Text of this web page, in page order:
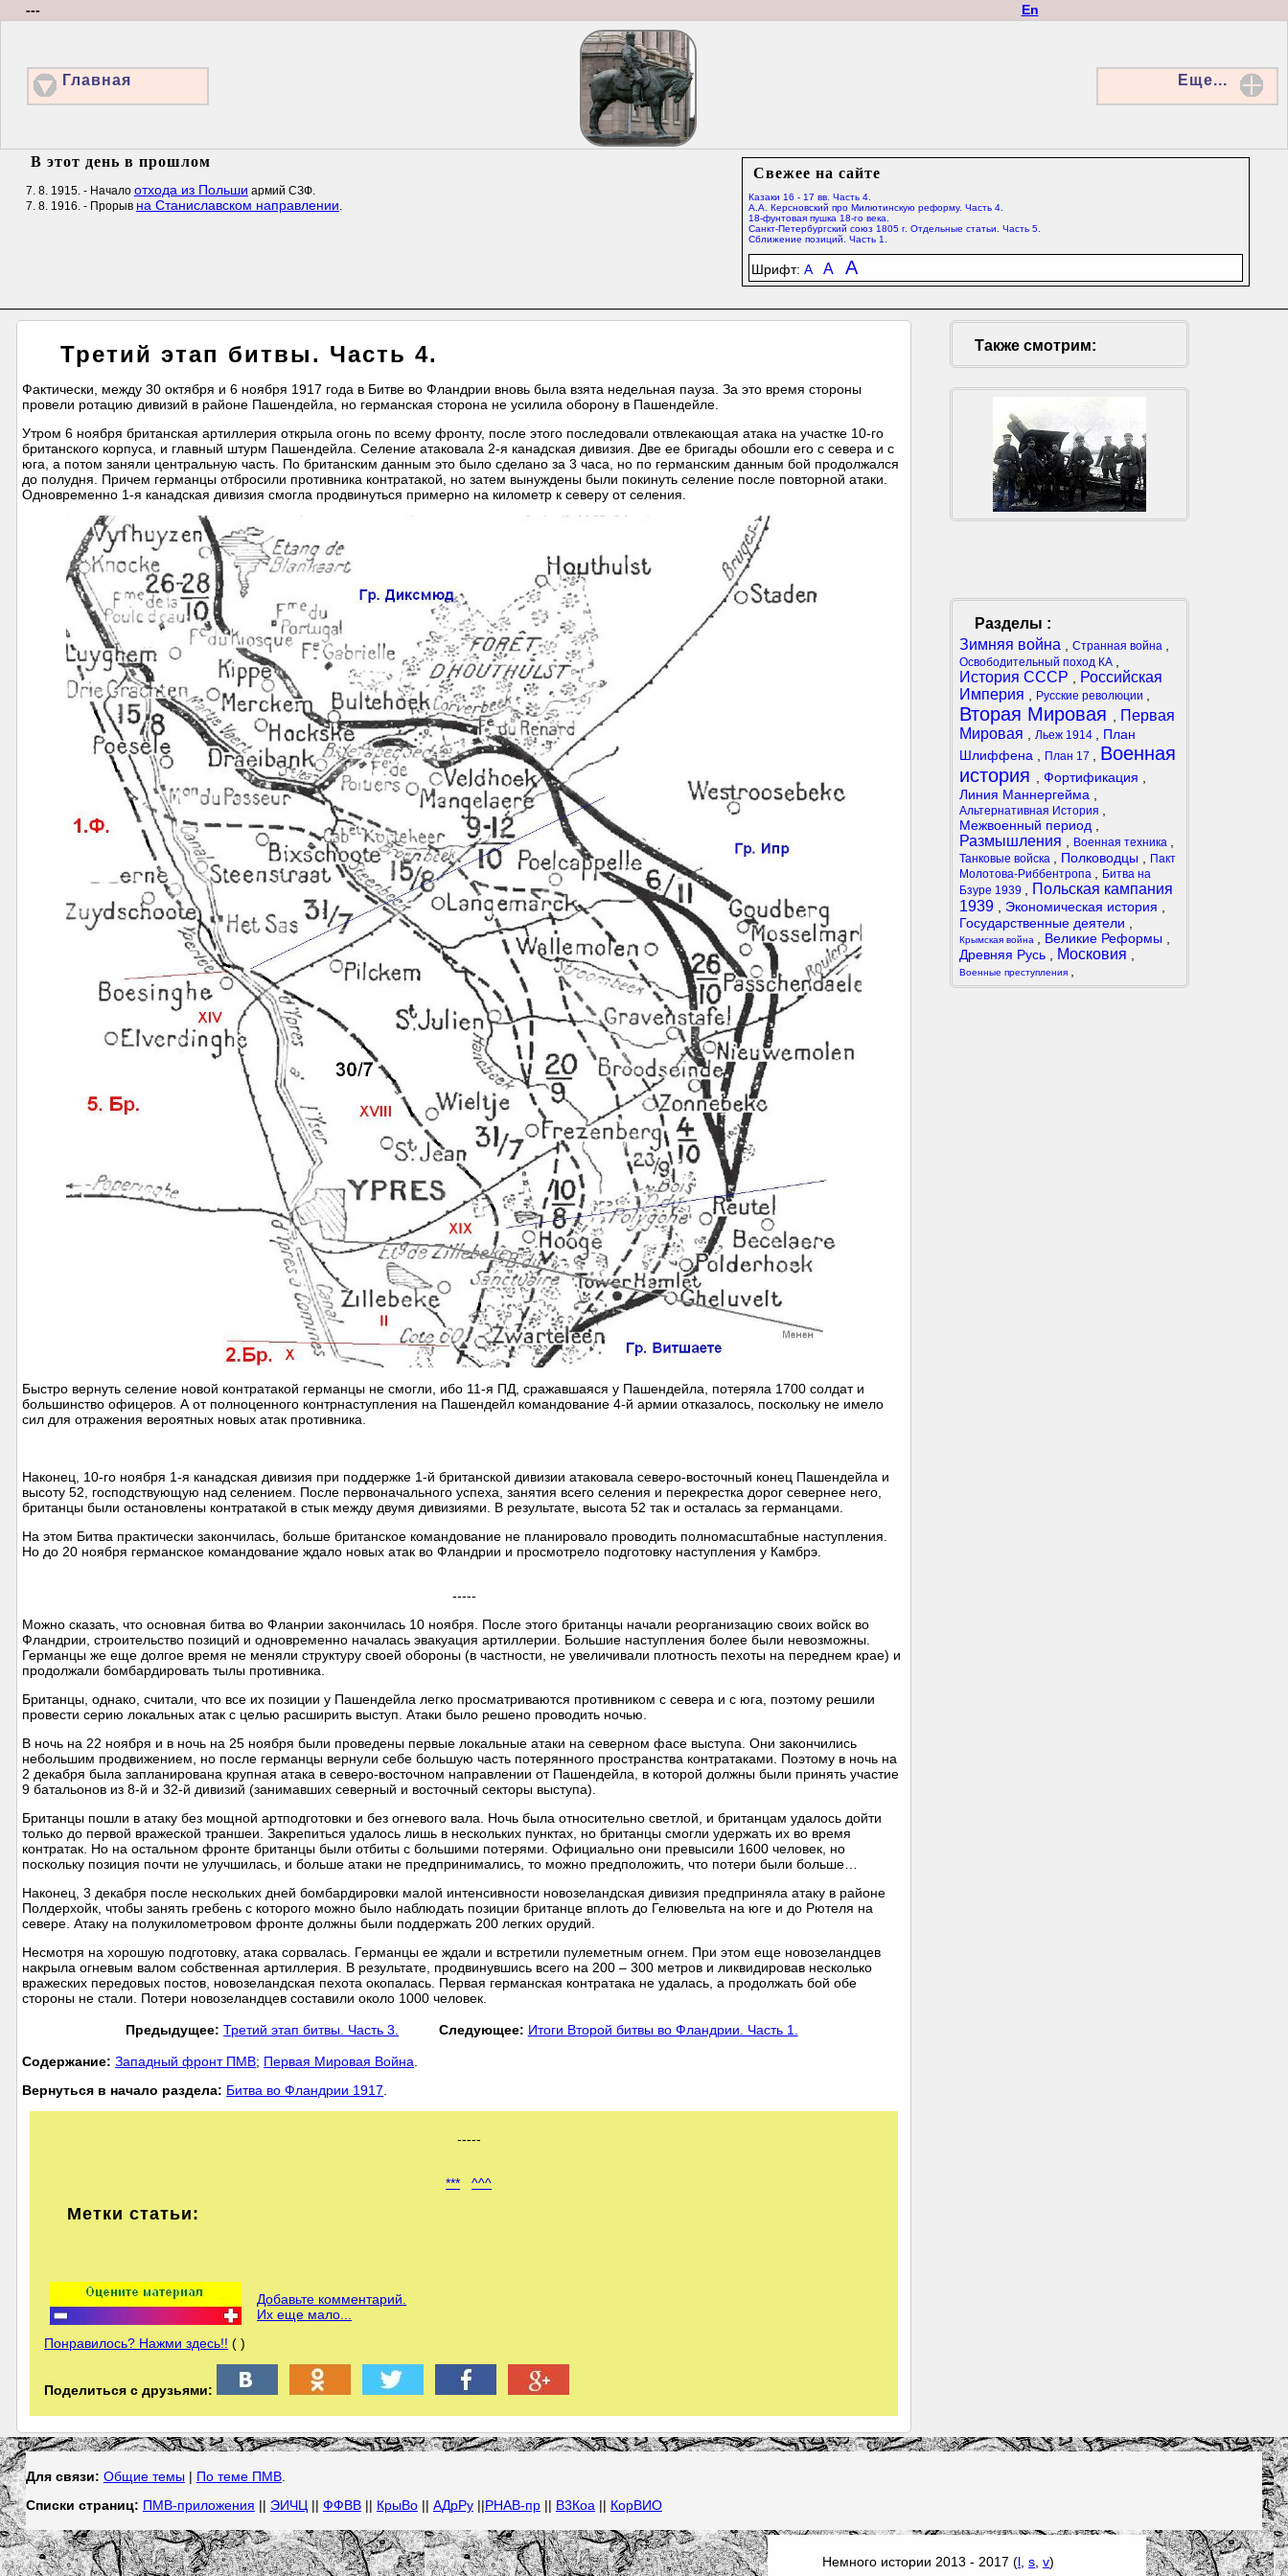
En
---
Главная Еще...
Свежее на сайте
Казаки 16 - 17 вв. Часть 4.
А.А. Керсновский про Милютинскую реформу. Часть 4.
18-фунтовая пушка 18-го века.
Санкт-Петербургский союз 1805 г. Отдельные статьи. Часть 5.
Сближение позиций. Часть 1.
Шрифт:A A A
В этот день в прошлом
7. 8. 1915. - Начало отхода из Польши армий СЗФ.
7. 8. 1916. - Прорыв на Станиславском направлении.
Третий этап битвы. Часть 4.
Фактически, между 30 октября и 6 ноября 1917 года в Битве во Фландрии вновь была взята недельная пауза. За это время стороны
провели ротацию дивизий в районе Пашендейла, но германская сторона не усилила оборону в Пашендейле.
Утром 6 ноября британская артиллерия открыла огонь по всему фронту, после этого последовали отвлекающая атака на участке 10-го
британского корпуса, и главный штурм Пашендейла. Селение атаковала 2-я канадская дивизия. Две ее бригады обошли его с севера и с
юга, а потом заняли центральную часть. По британским данным это было сделано за 3 часа, но по германским данным бой продолжался
до полудня. Причем германцы отбросили противника контратакой, но затем вынуждены были покинуть селение после повторной атаки.
Одновременно 1-я канадская дивизия смогла продвинуться примерно на километр к северу от селения.
Быстро вернуть селение новой контратакой германцы не смогли, ибо 11-я ПД, сражавшаяся у Пашендейла, потеряла 1700 солдат и
большинство офицеров. А от полноценного контрнаступления на Пашендейл командование 4-й армии отказалось, поскольку не имело
сил для отражения вероятных новых атак противника.
Наконец, 10-го ноября 1-я канадская дивизия при поддержке 1-й британской дивизии атаковала северо-восточный конец Пашендейла и
высоту 52, господствующую над селением. После первоначального успеха, занятия всего селения и перекрестка дорог севернее него,
британцы были остановлены контратакой в стык между двумя дивизиями. В результате, высота 52 так и осталась за германцами.
На этом Битва практически закончилась, больше британское командование не планировало проводить полномасштабные наступления.
Но до 20 ноября германское командование ждало новых атак во Фландрии и просмотрело подготовку наступления у Камбрэ.
-----
Можно сказать, что основная битва во Фланрии закончилась 10 ноября. После этого британцы начали реорганизацию своих войск во
Фландрии, строительство позиций и одновременно началась эвакуация артиллерии. Большие наступления более были невозможны.
Германцы же еще долгое время не меняли структуру своей обороны (в частности, не увеличивали плотность пехоты на переднем крае) и
продолжали бомбардировать тылы противника.
Британцы, однако, считали, что все их позиции у Пашендейла легко просматриваются противником с севера и с юга, поэтому решили
провести серию локальных атак с целью расширить выступ. Атаки было решено проводить ночью.
В ночь на 22 ноября и в ночь на 25 ноября были проведены первые локальные атаки на северном фасе выступа. Они закончились
небольшим продвижением, но после германцы вернули себе большую часть потерянного пространства контратаками. Поэтому в ночь на
2 декабря была запланирована крупная атака в северо-восточном направлении от Пашендейла, в которой должны были принять участие
9 батальонов из 8-й и 32-й дивизий (занимавших северный и восточный секторы выступа).
Британцы пошли в атаку без мощной артподготовки и без огневого вала. Ночь была относительно светлой, и британцам удалось дойти
только до первой вражеской траншеи. Закрепиться удалось лишь в нескольких пунктах, но британцы смогли удержать их во время
контратак. Но на остальном фронте британцы были отбиты с большими потерями. Официально они превысили 1600 человек, но
поскольку позиция почти не улучшилась, и больше атаки не предпринимались, то можно предположить, что потери были больше…
Наконец, 3 декабря после нескольких дней бомбардировки малой интенсивности новозеландская дивизия предприняла атаку в районе
Полдерхойк, чтобы занять гребень с которого можно было наблюдать позиции британце вплоть до Гелювельта на юге и до Рютеля на
севере. Атаку на полукилометровом фронте должны были поддержать 200 легких орудий.
Несмотря на хорошую подготовку, атака сорвалась. Германцы ее ждали и встретили пулеметным огнем. При этом еще новозеландцев
накрыла огневым валом собственная артиллерия. В результате, продвинувшись всего на 200 – 300 метров и ликвидировав несколько
вражеских передовых постов, новозеландская пехота окопалась. Первая германская контратака не удалась, а продолжать бой обе
стороны не стали. Потери новозеландцев составили около 1000 человек.
Предыдущее: Третий этап битвы. Часть 3. Следующее: Итоги Второй битвы во Фландрии. Часть 1.
Cодержание: Западный фронт ПМВ; Первая Мировая Война.
Вернуться в начало раздела: Битва во Фландрии 1917.
-----
*** ^^^
Метки статьи:
Добавьте комментарий.
Их еще мало...
Понравилось? Нажми здесь!! ( )
Поделиться с друзьями:
Также смотрим:
Разделы :
Зимняя война
Странная война
Освободительный поход КА
История СССР
Российская
Империя
Русские революции
Вторая Мировая
Первая
Мировая
Льеж 1914
План
Шлиффена
План 17
Военная
история
Фортификация
Линия Маннергейма
Альтернативная История
Межвоенный период
Размышления Военная техника
Танковые войска Полководцы
Пакт
Молотова-Риббентропа
Битва на
Бзуре 1939
Польская кампания
1939
Экономическая история
Государственные деятели
Крымская война Великие Реформы
Древняя Русь
Московия
Военные преступления
Для связи: Общие темы | По теме ПМВ.
Списки страниц: ПМВ-приложения || ЭИЧЦ|| ФФВВ|| КрыВо|| АДрРу||РНАВ-пр|| В3Коа|| КорВИО
Немного истории 2013 - 2017 (l,s,v)